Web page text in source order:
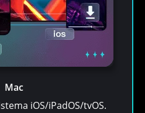
Mac
iOS/iPadOS/tvOS.